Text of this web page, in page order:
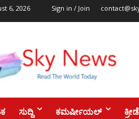
6, 2026 Sign in / Join
ಸುದ್ದಿ ಕಮರ್ಷೀಯಲ್ ಕ್ರೀಡೆ